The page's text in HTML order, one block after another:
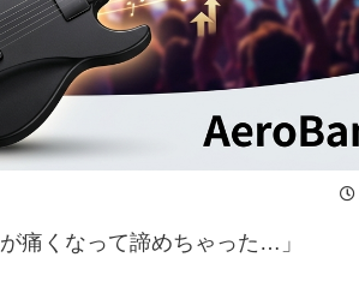
痛くなって諦めちゃった…」